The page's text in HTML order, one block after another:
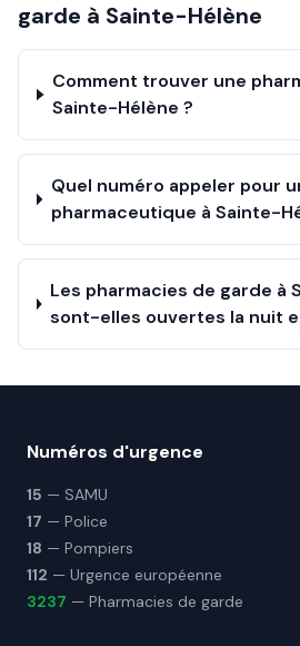
garde à Sainte-Hélène
Comment trouver une
Sainte-Hélène ?
Quel numéro appeler pour
pharmaceutique à Sainte-
Les pharmacies de garde à
sont-elles ouvertes la nuit
Numéros d'urgence
15 — SAMU
17 — Police
18 — Pompiers
112 — Urgence européenne
3237 — Pharmacies de garde